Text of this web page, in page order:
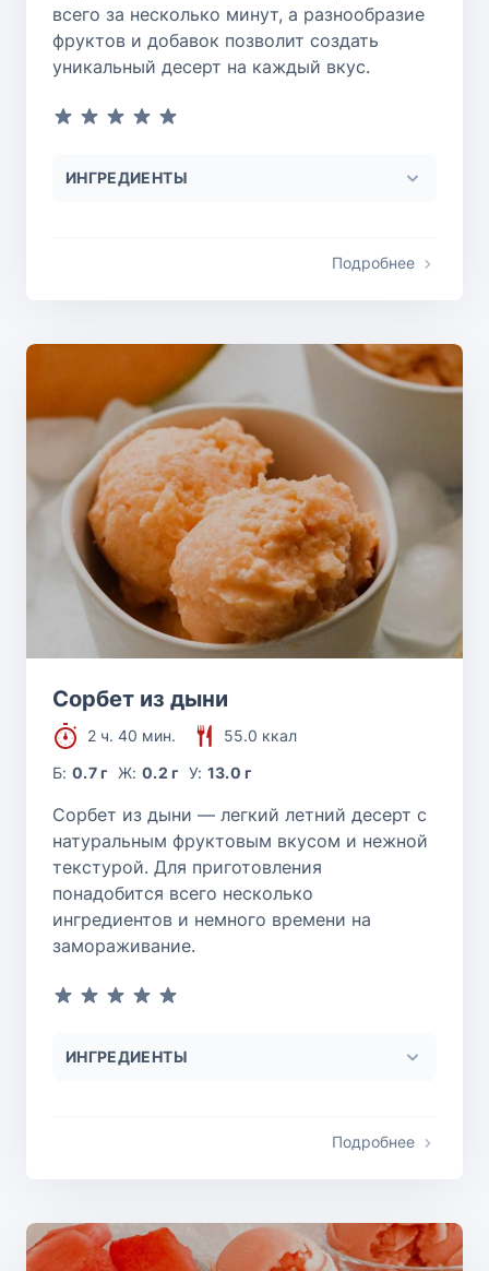
всего за несколько минут, а разнообразие
фруктов и добавок позволит создать
уникальный десерт на каждый вкус.
ИНГРЕДИЕНТЫ
Подробнее
Сорбет из дыни
2 ч. 40 мин.
55.0 ккал
Б:0.7 г Ж: 0.2 г У: 13.0 г
Сорбет из дыни — легкий летний десерт с
натуральным фруктовым вкусом и нежной
текстурой. Для приготовления
понадобится всего несколько
ингредиентов и немного времени на
замораживание.
ИНГРЕДИЕНТЫ
Подробнее